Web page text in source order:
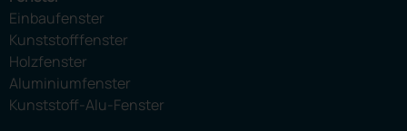
Einbaufenster
Kunststofffenster
Holzfenster
Aluminiumfenster
Kunststoff-Alu-Fenster